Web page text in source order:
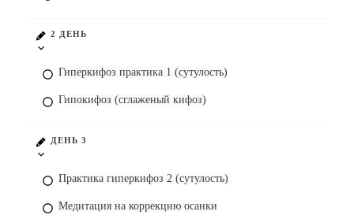
2 ДЕНЬ
Гиперкифоз практика 1 (сутулость)
Гипокифоз (сглаженый кифоз)
ДЕНЬ 3
Практика гиперкифоз 2 (сутулость)
Медитация на коррекцию осанки